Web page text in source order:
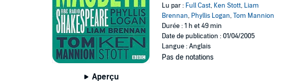
Aperçu
Lu par : Full Cast, Ken Stott, Liam
Brennan, Phyllis Logan,Tom Mannion
Durée : 1 h et 49 min
Date de publication : 01/04/2005
Langue : Anglais
Pas de notations